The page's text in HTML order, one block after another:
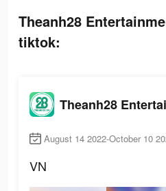
Theanh28
tiktok:
Theanh28
August 14 2022-October 10
VN